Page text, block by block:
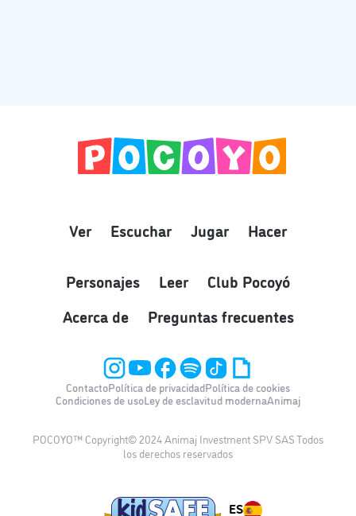
Ver Escuchar Jugar Hacer
Personajes Leer
Club Pocoyó
Acerca de
Preguntas frecuentes
ContactoPolítica de privacidadPolítica de cookies
Condiciones de usoLey de esclavitud modernaAnimaj
POCOYO™ Copyright© 2024 Animaj Investment SPV SAS Todos
los derechos reservados
ES